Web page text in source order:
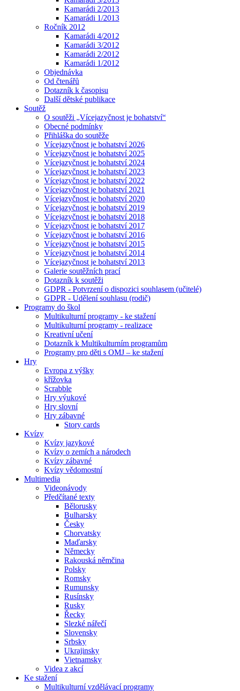
Kamarádi 2/2013
Kamarádi 1/2013
Ročník 2012
Kamarádi 4/2012
Kamarádi 3/2012
Kamarádi 2/2012
Kamarádi 1/2012
Objednávka
Od čtenářů
Dotazník k časopisu
Další dětské publikace
Soutěž
O soutěži „Vícejazyčnost je bohatství“
Obecné podmínky
Přihláška do soutěže
Vícejazyčnost je bohatství 2026
Vícejazyčnost je bohatství 2025
Vícejazyčnost je bohatství 2024
Vícejazyčnost je bohatství 2023
Vícejazyčnost je bohatství 2022
Vícejazyčnost je bohatství 2021
Vícejazyčnost je bohatství 2020
Vícejazyčnost je bohatství 2019
Vícejazyčnost je bohatství 2018
Vícejazyčnost je bohatství 2017
Vícejazyčnost je bohatství 2016
Vícejazyčnost je bohatství 2015
Vícejazyčnost je bohatství 2014
Vícejazyčnost je bohatství 2013
Galerie soutěžních prací
Dotazník k soutěži
GDPR - Potvrzení o dispozici souhlasem (učitelé)
GDPR - Udělení souhlasu (rodič)
Programy do škol
Multikulturní programy - ke stažení
Multikulturní programy - realizace
Kreativní učení
Dotazník k Multikulturním programům
Programy pro děti s OMJ – ke stažení
Hry
Evropa z výšky
křížovka
Scrabble
Hry výukové
Hry slovní
Hry zábavné
Story cards
Kvízy
Kvízy jazykové
Kvízy o zemích a národech
Kvízy zábavné
Kvízy vědomostní
Multimedia
Videonávody
Předčítané texty
Bělorusky
Bulharsky
Česky
Chorvatsky
Maďarsky
Německy
Rakouská němčina
Polsky
Romsky
Rumunsky
Rusínsky
Rusky
Řecky
Slezké nářečí
Slovensky
Srbsky
Ukrajinsky
Vietnamsky
Videa z akcí
Ke stažení
Multikulturní vzdělávací programy